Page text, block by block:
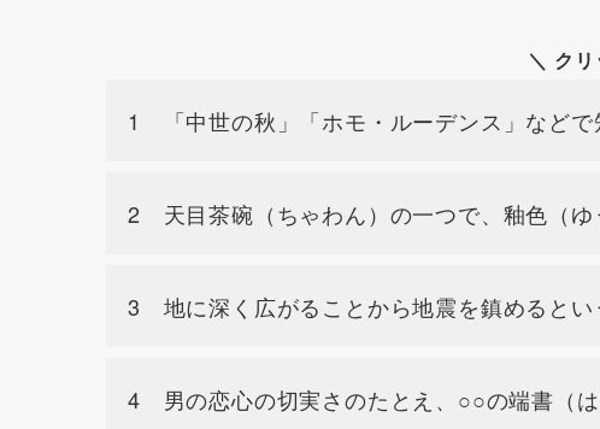
＼ ク
1 「中世の秋」「ホモ・ルーデンス」などで
2 天目茶碗（ちゃわん）の一つで、釉色（ゆ
3 地に深く広がることから地震を鎮めるとい
4 男の恋心の切実さのたとえ、○○の端書（は